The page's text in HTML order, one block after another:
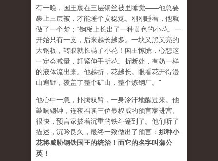
有一晚，国王裹在三层钢丝被里睡觉——他总要
裹上三层被，才能睡个安稳觉。刚刚睡着，他就
做了一个梦：“钢板上长出了一种黄色的小花。一
开始只有一支，后来越长越多。一块又黑又亮的
大钢板，转眼就长满了小花！国王惊慌，心想这
一定会减量，赶紧伸手折花。折断处，有奶一样
的液体流出来。他越折，花越长。眼看花开得漫
山遍野，覆盖了整个矿山，整个炼钢厂。”
他心中一急，扑腾双臂，一身冷汗地醒过来。他
敲响钢钟，连夜召唤三位最权威的预言家进宫。
很快，预言家披着沉重的铁斗篷到了。他们听了
描述，沉吟良久，最终一致做出了预言： 那种小
花将威胁钢铁国王的统治！而它的名字叫蒲公
英！